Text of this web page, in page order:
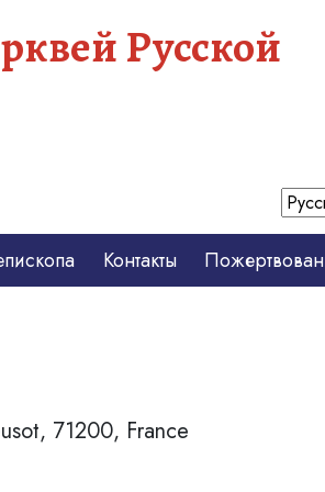
Русской
Контакты
71200, France